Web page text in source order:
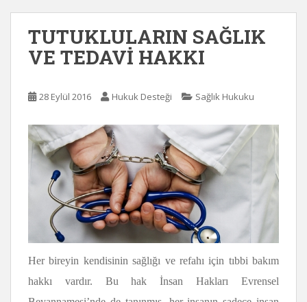
TUTUKLULARIN SAĞLIK
VE TEDAVİ HAKKI
28 Eylül 2016 Hukuk Desteği Sağlık Hukuku
Her bireyin kendisinin sağlığı ve refahı için tıbbi bakım
hakkı vardır. Bu hak İnsan Hakları Evrensel